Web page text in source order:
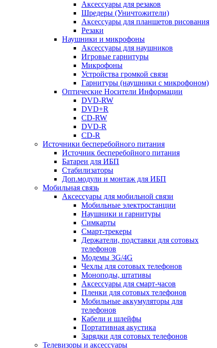
Аксессуары для резаков
Шредеры (Уничтожители)
Аксессуары для планшетов рисования
Резаки
Наушники и микрофоны
Аксессуары для наушников
Игровые гарнитуры
Микрофоны
Устройства громкой связи
Гарнитуры (наушники с микрофоном)
Оптические Носители Информации
DVD-RW
DVD+R
CD-RW
DVD-R
CD-R
Источники бесперебойного питания
Источник бесперебойного питания
Батареи для ИБП
Стабилизаторы
Доп.модули и монтаж для ИБП
Мобильная связь
Аксессуары для мобильной связи
Мобильные электростанции
Наушники и гарнитуры
Симкарты
Смарт-трекеры
Держатели, подставки для сотовых
телефонов
Модемы 3G/4G
Чехлы для сотовых телефонов
Моноподы, штативы
Аксессуары для смарт-часов
Пленки для сотовых телефонов
Мобильные аккумуляторы для
телефонов
Кабели и шлейфы
Портативная акустика
Зарядки для сотовых телефонов
Телевизоры и аксессуары